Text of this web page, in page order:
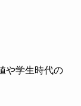
や学生時代の